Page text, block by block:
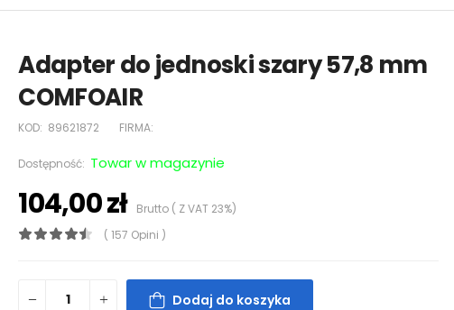
Adapter do jednoski szary 57,8 mm
COMFOAIR
KOD: 89621872 FIRMA:
Dostępność: Towar w magazynie
104,00 złBrutto ( Z VAT 23%)
( 157 Opini )
Dodaj do koszyka